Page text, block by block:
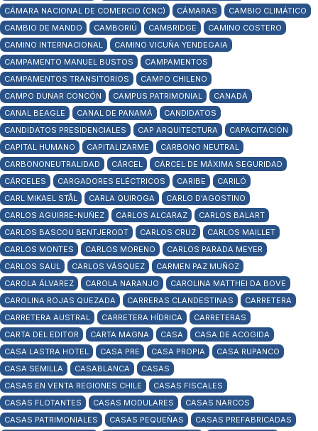
CÁMARA NACIONAL DE COMERCIO (CNC)
CÁMARAS
CAMBIO CLIMÁTICO
CAMBIO DE MANDO
CAMBORIÚ CAMBRIDGE
CAMINO COSTERO
CAMINO INTERNACIONAL
CAMINO VICUÑA YENDEGAIA
CAMPAMENTO MANUEL BUSTOS
CAMPAMENTOS
CAMPAMENTOS TRANSITORIOS
CAMPO CHILENO
CAMPO DUNAR CONCÓN
CAMPUS PATRIMONIAL
CANADÁ
CANAL BEAGLE
CANAL DE PANAMÁ
CANDIDATOS
CANDIDATOS PRESIDENCIALES
CAP ARQUITECTURA
CAPACITACIÓN
CAPITAL HUMANO
CAPITALIZARME
CARBONO NEUTRAL
CARBONONEUTRALIDAD
CÁRCEL
CÁRCEL DE MÁXIMA SEGURIDAD
CÁRCELES
CARGADORES ELÉCTRICOS CARIBE
CARILÓ
CARL MIKAEL STÅL
CARLA QUIROGA
CARLO D'AGOSTINO
CARLOS AGUIRRE-NUÑEZ
CARLOS ALCARAZ
CARLOS BALART
CARLOS BASCOU BENTJERODT
CARLOS CRUZ
CARLOS MAILLET
CARLOS MONTES
CARLOS MORENO
CARLOS PARADA MEYER
CARLOS SAUL
CARLOS VÁSQUEZ
CARMEN PAZ MUÑOZ
CAROLA ÁLVAREZ
CAROLA NARANJO
CAROLINA MATTHEI DA BOVE
CAROLINA ROJAS QUEZADA
CARRERAS CLANDESTINAS
CARRETERA
CARRETERA AUSTRAL
CARRETERA HÍDRICA
CARRETERAS
CARTA DEL EDITOR
CARTA MAGNA CASA
CASA DE ACOGIDA
CASA LASTRA HOTEL
CASA PRE CASA PROPIA
CASA RUPANCO
CASA SEMILLA
CASABLANCA
CASAS
CASAS EN VENTA REGIONES CHILE
CASAS FISCALES
CASAS FLOTANTES
CASAS MODULARES
CASAS NARCOS
CASAS PATRIMONIALES
CASAS PEQUEÑAS
CASAS PREFABRICADAS